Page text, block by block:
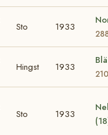
Sto 1933
Hingst 1933
Sto 1933